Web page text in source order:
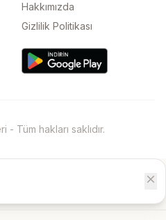
Hakkımızda
Gizlilik Politikası
Tüm hakları saklıdır.
close